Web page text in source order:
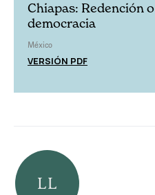
Chiapas: Redención o
democracia
México
VERSIÓN PDF